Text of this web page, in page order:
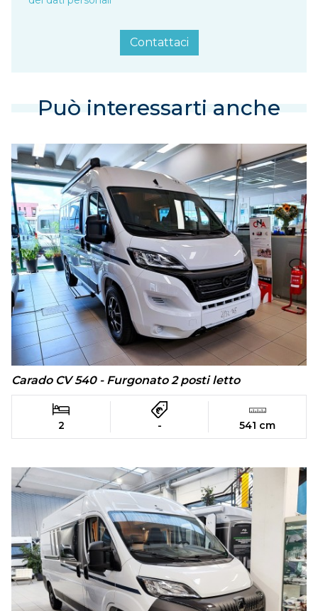
Contattaci
Può interessarti anche
Carado CV 540 - Furgonato 2 posti letto
2 - 541 cm